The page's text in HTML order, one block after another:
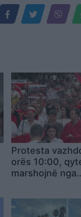
Protesta
orës 10:00,
marshojnë nga
thirrjen: Rama